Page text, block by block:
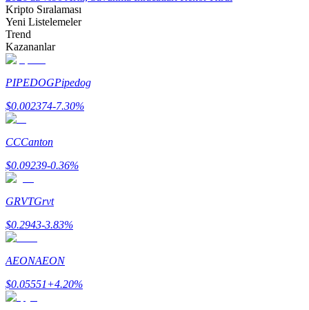
Bitrue Ortakları
Bitrue İş Ortağı
Kripto Sıralaması
Yeni Listelemeler
Trend
Kazananlar
PIPEDOGPipedog
$0.002374-7.30%
CCCanton
$0.09239-0.36%
GRVTGrvt
$0.2943-3.83%
AEONAEON
$0.05551+4.20%